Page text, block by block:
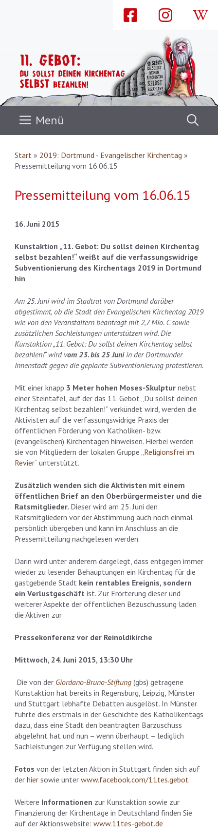
Menü
Start » 2019: Dortmund - Evangelischer Kirchentag »
Pressemitteilung vom 16.06.15
Pressemitteilung vom 16.06.15
16. Juni 2015
Kunstaktion „11. Gebot: Du sollst deinen Kirchentag
selbst bezahlen!“ weißt auf die verfassungswidrige
Subventionierung des Kirchentags 2019 in Dortmund
hin
Am 25. Juni wird im Stadtrat von Dortmund darüber
abgestimmt, ob die Stadt den Evangelischen Kirchentag 2019
wie von den Veranstaltern beantragt mit 2,7 Mio. € sowie
zusätzlichen Sachleistungen unterstützen wird. Die
Kunstaktion „11. Gebot: Du sollst deinen Kirchentag selbst
bezahlen!“ wird vom 23. bis 25 Juniin der Dortmunder
Innenstadt gegen die geplante Subventionierung protestieren.
Mit einer knapp 3 Meter hohen Moses-Skulptur nebst
einer Steintafel, auf der das 11. Gebot „Du sollst deinen
Kirchentag selbst bezahlen!“ verkündet wird, werden die
Aktivisten auf die verfassungswidrige Praxis der
öffentlichen Förderung von Katholiken- bzw.
(evangelischen) Kirchentagen hinweisen. Hierbei werden
sie von Mitgliedern der lokalen Gruppe „Religionsfrei im
Revier“ unterstützt.
Zusätzlich wenden sich die Aktivisten mit einem
öffentlichen Brief an den Oberbürgermeister und die
Ratsmitglieder. Dieser wird am 25. Juni den
Ratsmitgliedern vor der Abstimmung auch noch einmal
persönlich übergeben und kann im Anschluss an die
Pressemitteilung nachgelesen werden.
Darin wird unter anderem dargelegt, dass entgegen immer
wieder zu lesender Behauptungen ein Kirchentag für die
gastgebende Stadt kein rentables Ereignis, sondern
ein Verlustgeschäft ist. Zur Erörterung dieser und
weiterer Aspekte der öffentlichen Bezuschussung laden
die Aktiven zur
Pressekonferenz vor der Reinoldikirche
Mittwoch, 24. Juni 2015, 13:30 Uhr
Die von der Giordano-Bruno-Stiftung (gbs) getragene
Kunstaktion hat bereits in Regensburg, Leipzig, Münster
und Stuttgart lebhafte Debatten ausgelöst. In Münster
führte dies erstmals in der Geschichte des Katholikentags
dazu, dass eine Stadt den beantragten Barzuschuss
abgelehnt hat und nun – wenn überhaupt – lediglich
Sachleistungen zur Verfügung stellen wird.
Fotos von der letzten Aktion in Stuttgart finden sich auf
der hier sowie unter www.facebook.com/11tes.gebot
Weitere Informationen zur Kunstaktion sowie zur
Finanzierung der Kirchentage in Deutschland finden Sie
auf der Aktionswebsite: www.11tes-gebot.de